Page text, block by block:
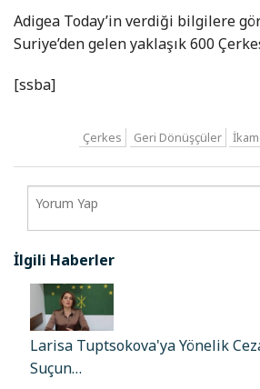
Adigea Today’in verdiği bilgilere
Suriye’den gelen yaklaşık 600
[ssba]
Çerkes Geri Dönüşçüler
İlgili Haberler
Larisa Tuptsokova'ya Yönelik
Suçun…